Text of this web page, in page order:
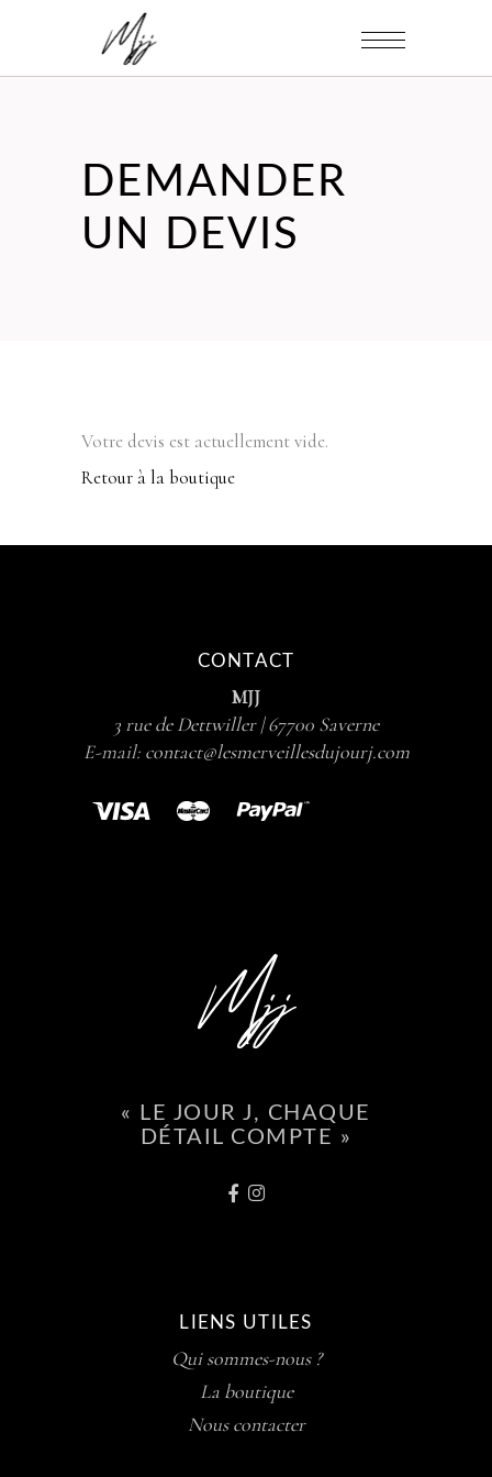
DEMANDER
UN DEVIS
Votre devis est actuellement vide.
Retour à la boutique
CONTACT
MJJ
3 rue de Dettwiller | 67700 Saverne
E-mail: contact@lesmerveillesdujourj.com
« LE JOUR J, CHAQUE
DÉTAIL COMPTE »
LIENS UTILES
Qui sommes-nous ?
La boutique
Nous contacter